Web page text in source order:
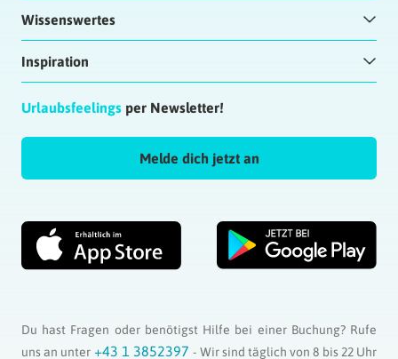
Wissenswertes
Inspiration
Urlaubsfeelings per Newsletter!
Melde dich jetzt an
Du hast Fragen oder benötigst Hilfe bei einer Buchung? Rufe
uns an unter +43 1 3852397- Wir sind täglich von 8 bis 22 Uhr